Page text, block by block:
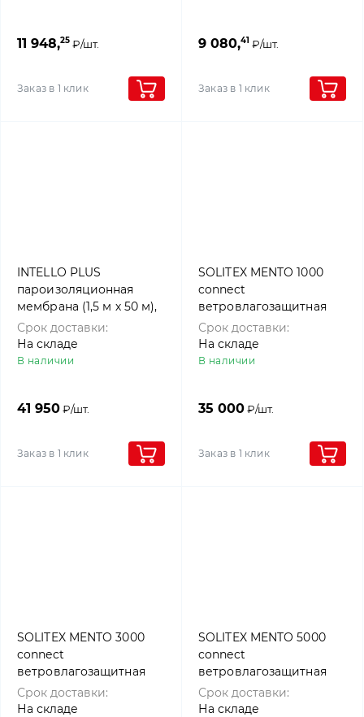
11 948,25 ₽/шт.
Заказ в 1 клик
9 080,41 ₽/шт.
Заказ в 1 клик
INTELLO PLUS
пароизоляционная
мембрана (1,5 м х 50 м),
Pro clima
Срок доставки:
На складе
В наличии
41 950₽/шт.
Заказ в 1 клик
SOLITEX MENTO 1000
connect
ветровлагозащитная
мембрана (1,5 м х 50 м),
Pro clima
Срок доставки:
На складе
В наличии
35 000₽/шт.
Заказ в 1 клик
SOLITEX MENTO 3000
connect
ветровлагозащитная
мембрана (1,5 м х 50 м),
Pro clima
Срок доставки:
На складе
SOLITEX MENTO 5000
connect
ветровлагозащитная
мембрана (1,5 м х 50 м),
Pro clima
Срок доставки:
На складе